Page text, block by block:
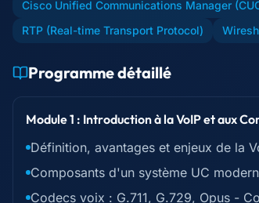
Cisco Unified Communications Manager
RTP (Real-time Transport Protocol)
Programme détaillé
Module 1 : Introduction à la VoIP et aux
Définition, avantages et enjeux de la
Composants d'un système UC
Codecs voix : G.711, G.729, Opus -